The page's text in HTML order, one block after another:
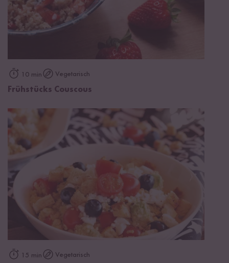
10 min Vegetarisch
Frühstücks Couscous
15 min Vegetarisch